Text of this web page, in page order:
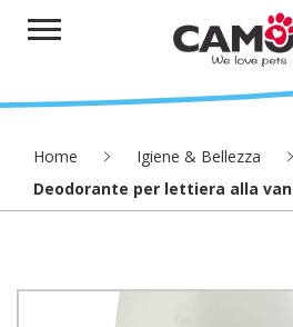
Home Igiene & Bellezza
Deodorante per lettiera alla